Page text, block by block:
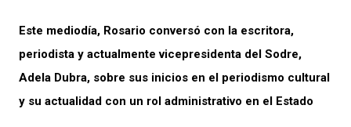
Este mediodía, Rosario conversó con la escritora,
periodista y actualmente vicepresidenta del Sodre,
Adela Dubra, sobre sus inicios en el periodismo cultural
y su actualidad con un rol administrativo en el Estado